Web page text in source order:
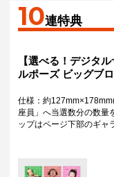
10連特典
【選べる！デジタ
ルポーズ ビッグブ
仕様：約
座員」へ当選数分の数
ップはページ下部のギャ